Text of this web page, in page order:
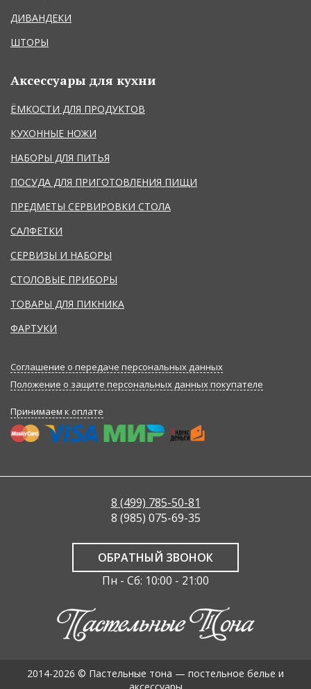
ДИВАНДЕКИ
ШТОРЫ
Аксессуары для кухни
ЁМКОСТИ ДЛЯ ПРОДУКТОВ
КУХОННЫЕ НОЖИ
НАБОРЫ ДЛЯ ПИТЬЯ
ПОСУДА ДЛЯ ПРИГОТОВЛЕНИЯ ПИЩИ
ПРЕДМЕТЫ СЕРВИРОВКИ СТОЛА
САЛФЕТКИ
СЕРВИЗЫ И НАБОРЫ
СТОЛОВЫЕ ПРИБОРЫ
ТОВАРЫ ДЛЯ ПИКНИКА
ФАРТУКИ
Соглашение о передаче персональных данных
Положение о защите персональных данных покупателе
Принимаем к оплате
8 (499) 785-50-81
8 (985) 075-69-35
ОБРАТНЫЙ ЗВОНОК
Пн - Сб: 10:00 - 21:00
2014-2026 © Пастельные тона — постельное белье и